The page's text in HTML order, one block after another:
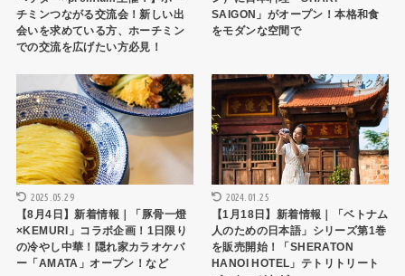
チミンつながる交流会！新しい出
会いを求めている方、ホーチミン
での交流を広げたい方必見！
SAIGON」がオープン！本格和食
をモダンな空間で
トピックス
2025.05.29
【8月4日】新着情報｜「豚骨一燈
×KEMURI」コラボ企画！1日限り
の冷やし中華！隠れ家カラオケバ
ー「AMATA」オープン！など
トピックス
2024.01.25
【1月18日】新着情報｜「ベトナム
人のための日本語」シリーズ第1巻
を販売開始！「SHERATON
HANOI HOTEL」テトリトリート